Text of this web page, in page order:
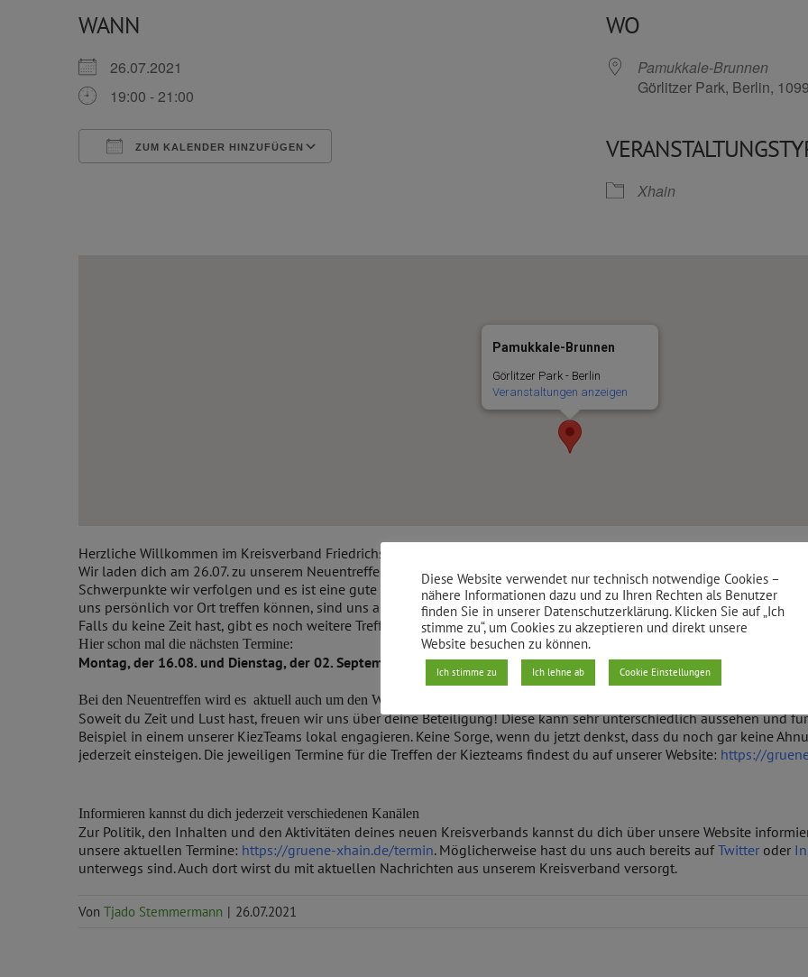
WANN
26.07.2021
19:00 - 21:00
ZUM KALENDER HINZUFÜGEN
iCalendar
WO
Pamukkale-Brunnen
Görlitzer Park, Berlin,
Xhain
Pamukkale-Brunnen
Görlitzer Park - Berlin
Veranstaltungen anzeigen
Herzliche Willkommen im Kreisverband Friedrichshain-Kreuzberg!
Wir laden dich am 26.07. zu unserem Neuentreffen in den Görlitzer Park ein. Hier bekommst du alle Infos zu unserem
Schwerpunkte wir verfolgen und es ist eine gute Möglichkeitins Gespräch zu kommen. Du kannst alle Fragen
uns persönlich vor Ort treffen können, sind uns aber der aktuellen Situation bewusst. Deshalb gelten die 3 G`s:
Falls du keine Zeit hast, gibt es noch weitere Treffen.
Hier schon mal die nächsten Termine:
Montag, der 16.08. und Dienstag, der 02. September
Bei den Neuentreffen wird es aktuell auch um den Wahlkampf gehen.
Soweit du Zeit und Lust hast, freuen wir uns über deine Beteiligung! Diese kann sehr unterschiedlich aussehen und
Beispiel in einem unserer KiezTeams lokal engagieren. Keine Sorge, wenn du jetzt denkst, dass du noch gar keine
jederzeit einsteigen. Die jeweiligen Termine für die Treffen der Kiezteams findest du auf unserer Website: https://
Informieren kannst du dich jederzeit verschiedenen Kanälen
Zur Politik, den Inhalten und den Aktivitäten deines neuen Kreisverbands kannst du dich über unsere Website
unsere aktuellen Termine: https://gruene-xhain.de/termin. Möglicherweise hast du uns auch bereits aufTwitter oder
unterwegs sind. Auch dort wirst du mit aktuellen Nachrichten aus unserem Kreisverband versorgt.
Von Tjado Stemmermann | 26.07.2021
Diese Website verwendet nur technisch notwendige Cookies –
nähere Informationen dazu und zu Ihren Rechten als Benutzer
finden Sie in unserer Datenschutzerklärung. Klicken Sie auf „Ich
stimme zu“, um Cookies zu akzeptieren und direkt unsere
Website besuchen zu können.
Ich stimme zu Ich lehne ab Cookie Einstellungen